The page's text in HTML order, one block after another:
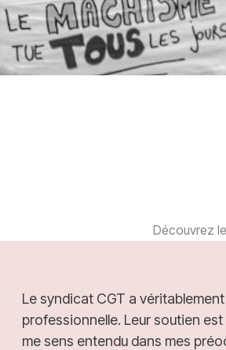
Découvrez
Le syndicat CGT a
professionnelle. Leur soutien
me sens entendu dans mes